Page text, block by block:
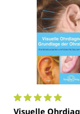
Visuelle